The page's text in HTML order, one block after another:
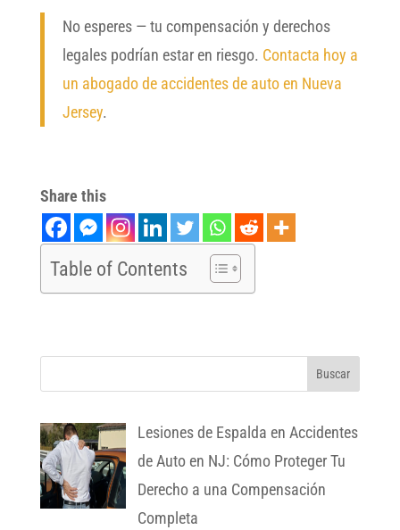
No esperes — tu compensación y derechos
legales podrían estar en riesgo. Contacta hoy a
un abogado de accidentes de auto en Nueva
Jersey.
Share this
Table of Contents
Lesiones de Espalda en Accidentes
de Auto en NJ: Cómo Proteger Tu
Derecho a una Compensación
Completa